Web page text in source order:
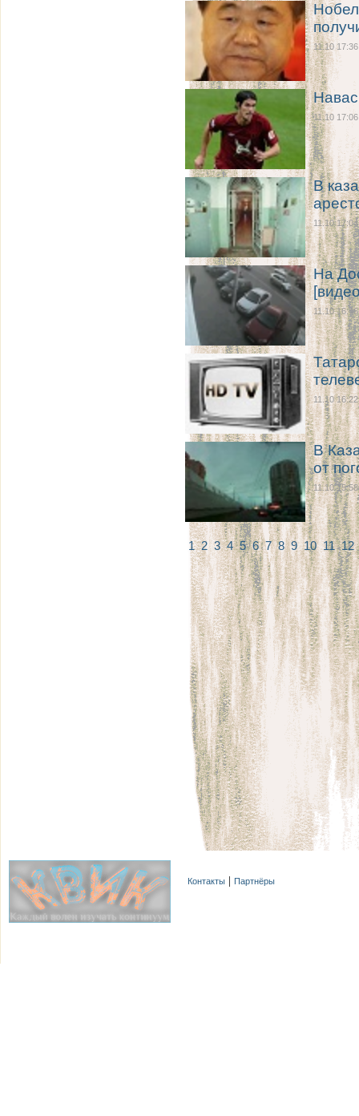
11.10 17:36
11.10 17:06
В
11.10 17:04
На
11.10 16:46
11.10 16:22
В
от
11.10 15:58
12345678 9101112
Контакты Партнёры